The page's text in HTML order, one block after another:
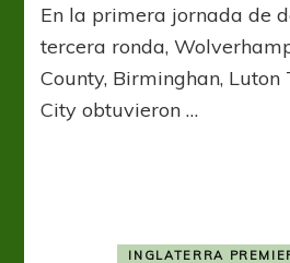
En la primera jornada de
tercera ronda,
County, Birminghan, Luton
City obtuvieron …
INGLATERRA